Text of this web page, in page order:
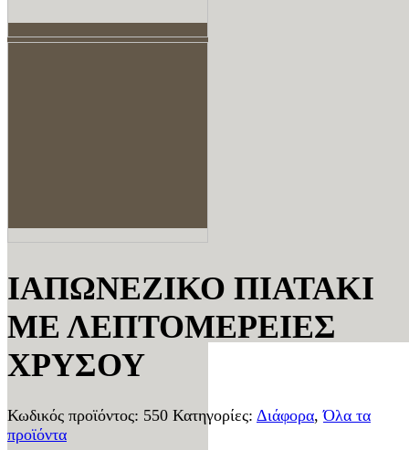
ΙΑΠΩΝΕΖΙΚΟ ΠΙΑΤΑΚΙ
ΜΕ ΛΕΠΤΟΜΕΡΕΙΕΣ
ΧΡΥΣΟΥ
Κωδικός προϊόντος: 550 Κατηγορίες: Διάφορα,Όλα τα
προϊόντα